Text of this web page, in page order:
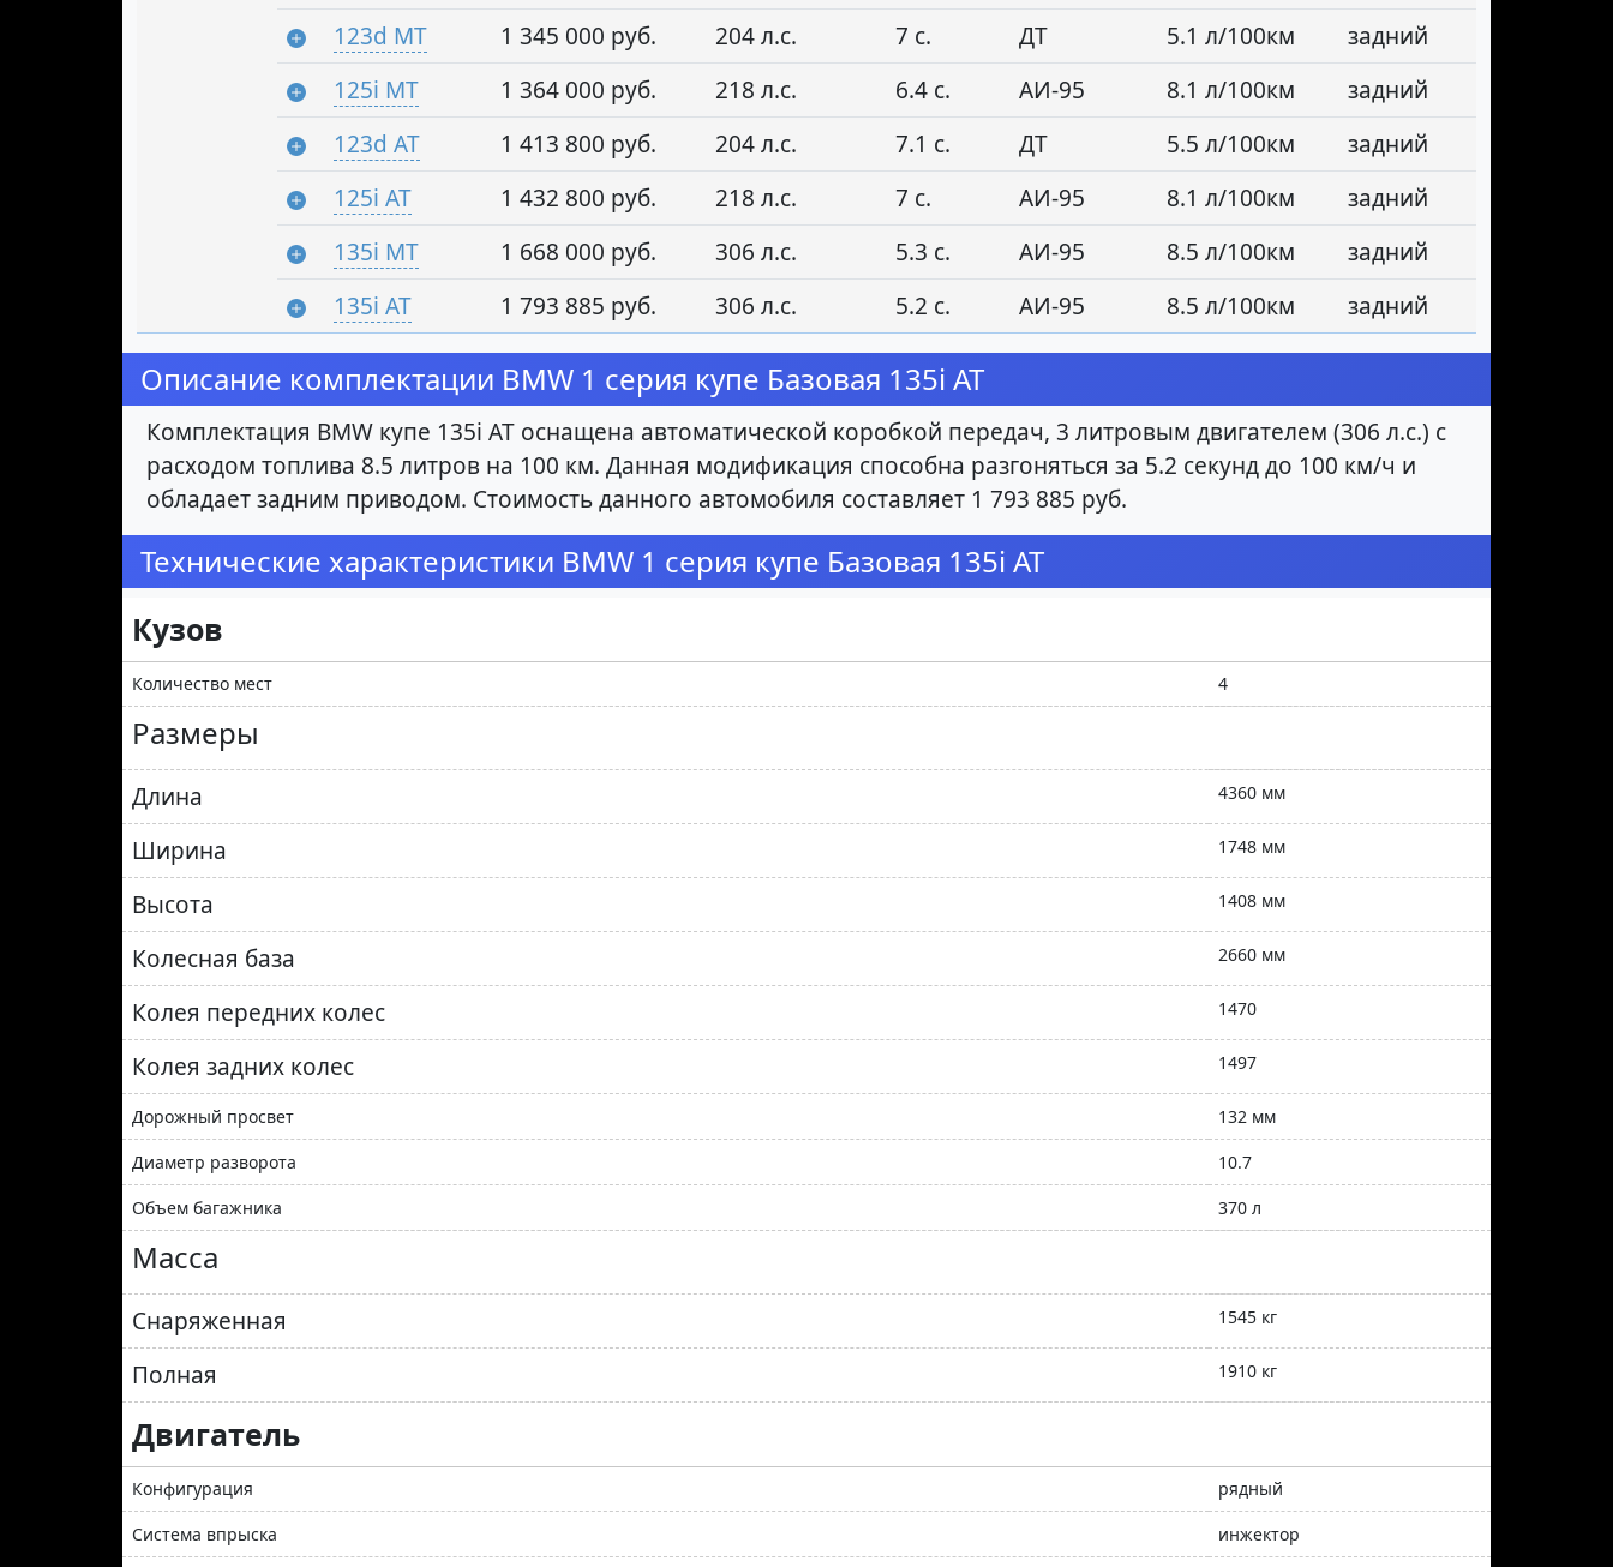
123d MT
1 345 000 руб. 204 л.с. 7 с. ДТ 5.1 л/100км
задний
125i MT
1 364 000 руб. 218 л.с. 6.4 с. АИ-95 8.1 л/100км
задний
123d AT
1 413 800 руб. 204 л.с. 7.1 с. ДТ 5.5 л/100км
задний
125i AT
1 432 800 руб. 218 л.с. 7 с. АИ-95 8.1 л/100км
задний
135i MT
1 668 000 руб. 306 л.с. 5.3 с. АИ-95 8.5 л/100км
задний
135i AT
1 793 885 руб. 306 л.с. 5.2 с. АИ-95 8.5 л/100км задний
Описание комплектации BMW 1 серия купе Базовая 135i AT
Комплектация BMW купе 135i AT оснащена автоматической коробкой передач, 3 литровым двигателем (306 л.с.) с
расходом топлива 8.5 литров на 100 км. Данная модификация способна разгоняться за 5.2 секунд до 100 км/ч и
обладает задним приводом. Стоимость данного автомобиля составляет 1 793 885 руб.
Технические характеристики BMW 1 серия купе Базовая 135i AT
Кузов
Количество мест 4
Размеры
Длина 4360 мм
Ширина 1748 мм
Высота 1408 мм
Колесная база 2660 мм
Колея передних колес 1470
Колея задних колес 1497
Дорожный просвет
132 мм
Диаметр разворота
10.7
Объем багажника
370 л
Масса
Снаряженная 1545 кг
Полная 1910 кг
Двигатель
Конфигурация
рядный
Система впрыска
инжектор